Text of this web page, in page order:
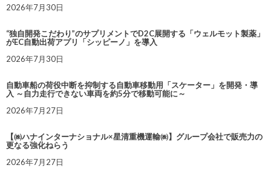
2026年7月30日
“独自開発こだわり”のサプリメントでD2C展開する「ウェルモット製薬」
がEC自動出荷アプリ「シッピーノ」を導入
2026年7月30日
自動車船の荷役中断を抑制する自動車移動用「スケーター」を開発・導
入 ～自力走行できない車両を約5分で移動可能に～
2026年7月27日
【㈱ハナインターナショナル×星清重機運輸㈱】グループ会社で販売力の
更なる強化ねらう
2026年7月27日